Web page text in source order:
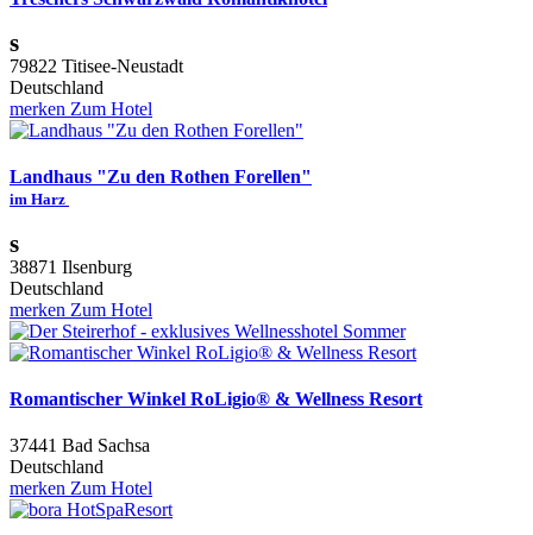
s
79822 Titisee-Neustadt
Deutschland
merken Zum Hotel
Landhaus "Zu den Rothen Forellen"
im Harz
s
38871 Ilsenburg
Deutschland
merken Zum Hotel
Romantischer Winkel RoLigio® & Wellness Resort
37441 Bad Sachsa
Deutschland
merken Zum Hotel